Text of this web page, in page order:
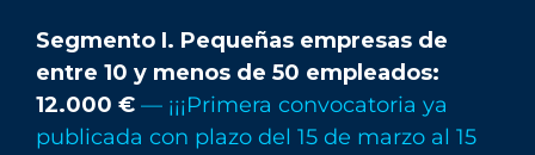
Segmento I. Pequeñas empresas de
entre 10 y menos de 50 empleados:
12.000 € — ¡¡¡Primera convocatoria ya
publicada con plazo del 15 de marzo al 15